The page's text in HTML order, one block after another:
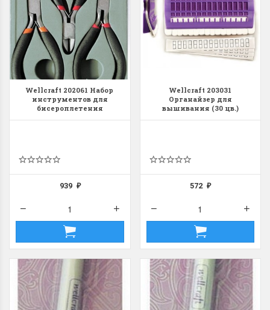
Wellcraft 202061 Набор
инструментов для
бисероплетения
939 ₽
Wellcraft 203031
Органайзер для
вышивания (30 цв.)
572₽